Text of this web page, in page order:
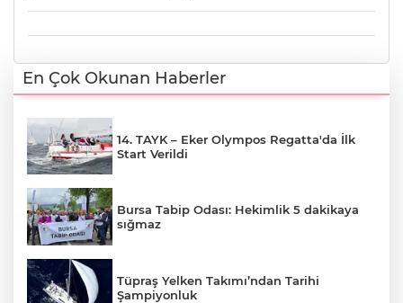
En Çok Okunan Haberler
14. TAYK – Eker Olympos Regatta'da İlk
Start Verildi
Bursa Tabip Odası: Hekimlik 5 dakikaya
sığmaz
Tüpraş Yelken Takımı’ndan Tarihi
Şampiyonluk